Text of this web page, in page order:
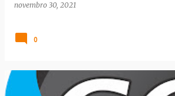
novembro 30, 2021
0